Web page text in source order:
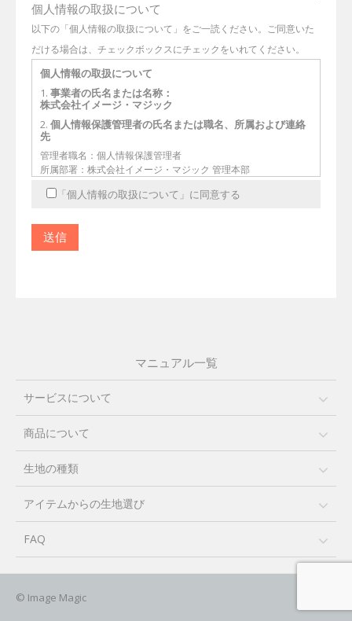
個人情報の取扱について
以下の「個人情報の取扱について」をご一読ください。ご同意いた
だける場合は、チェックボックスにチェックをいれてください。
個人情報の取扱について
1. 事業者の氏名または名称：
株式会社イメージ・マジック
2. 個人情報保護管理者の氏名または職名、所属および連絡
先
管理者職名：個人情報保護管理者
所属部署：株式会社イメージ・マジック 管理本部
スクエア後楽園5階
3.個人情報の利用目的
お問合せ対応（本人の連絡を含む）のため
その際、当社はお客様ご本人を確認させていただいたうえで、
合理的な期間内に対応いたします。
後楽園5F
Mail：privacy@imagemagic.co.jp
※ 土曜日・日曜日、祝日、年末年始、ゴールデンウィーク期間
は翌営業日以降の対応とさせていただきます。
5.個人情報を提供されることの任意性について
対応ができない場合があります。
「個人情報の取扱について」に同意する
マニュアル一覧
サービスについて
商品について
生地の種類
アイテムからの生地選び
FAQ
© Image Magic